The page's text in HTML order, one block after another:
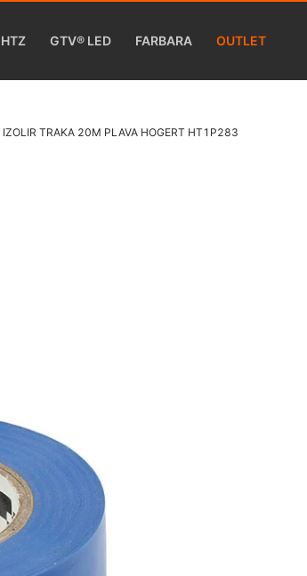
GTV® LED FARBARA OUTLET
IZOLIR TRAKA 20M PLAVA HOGERT HT1P283